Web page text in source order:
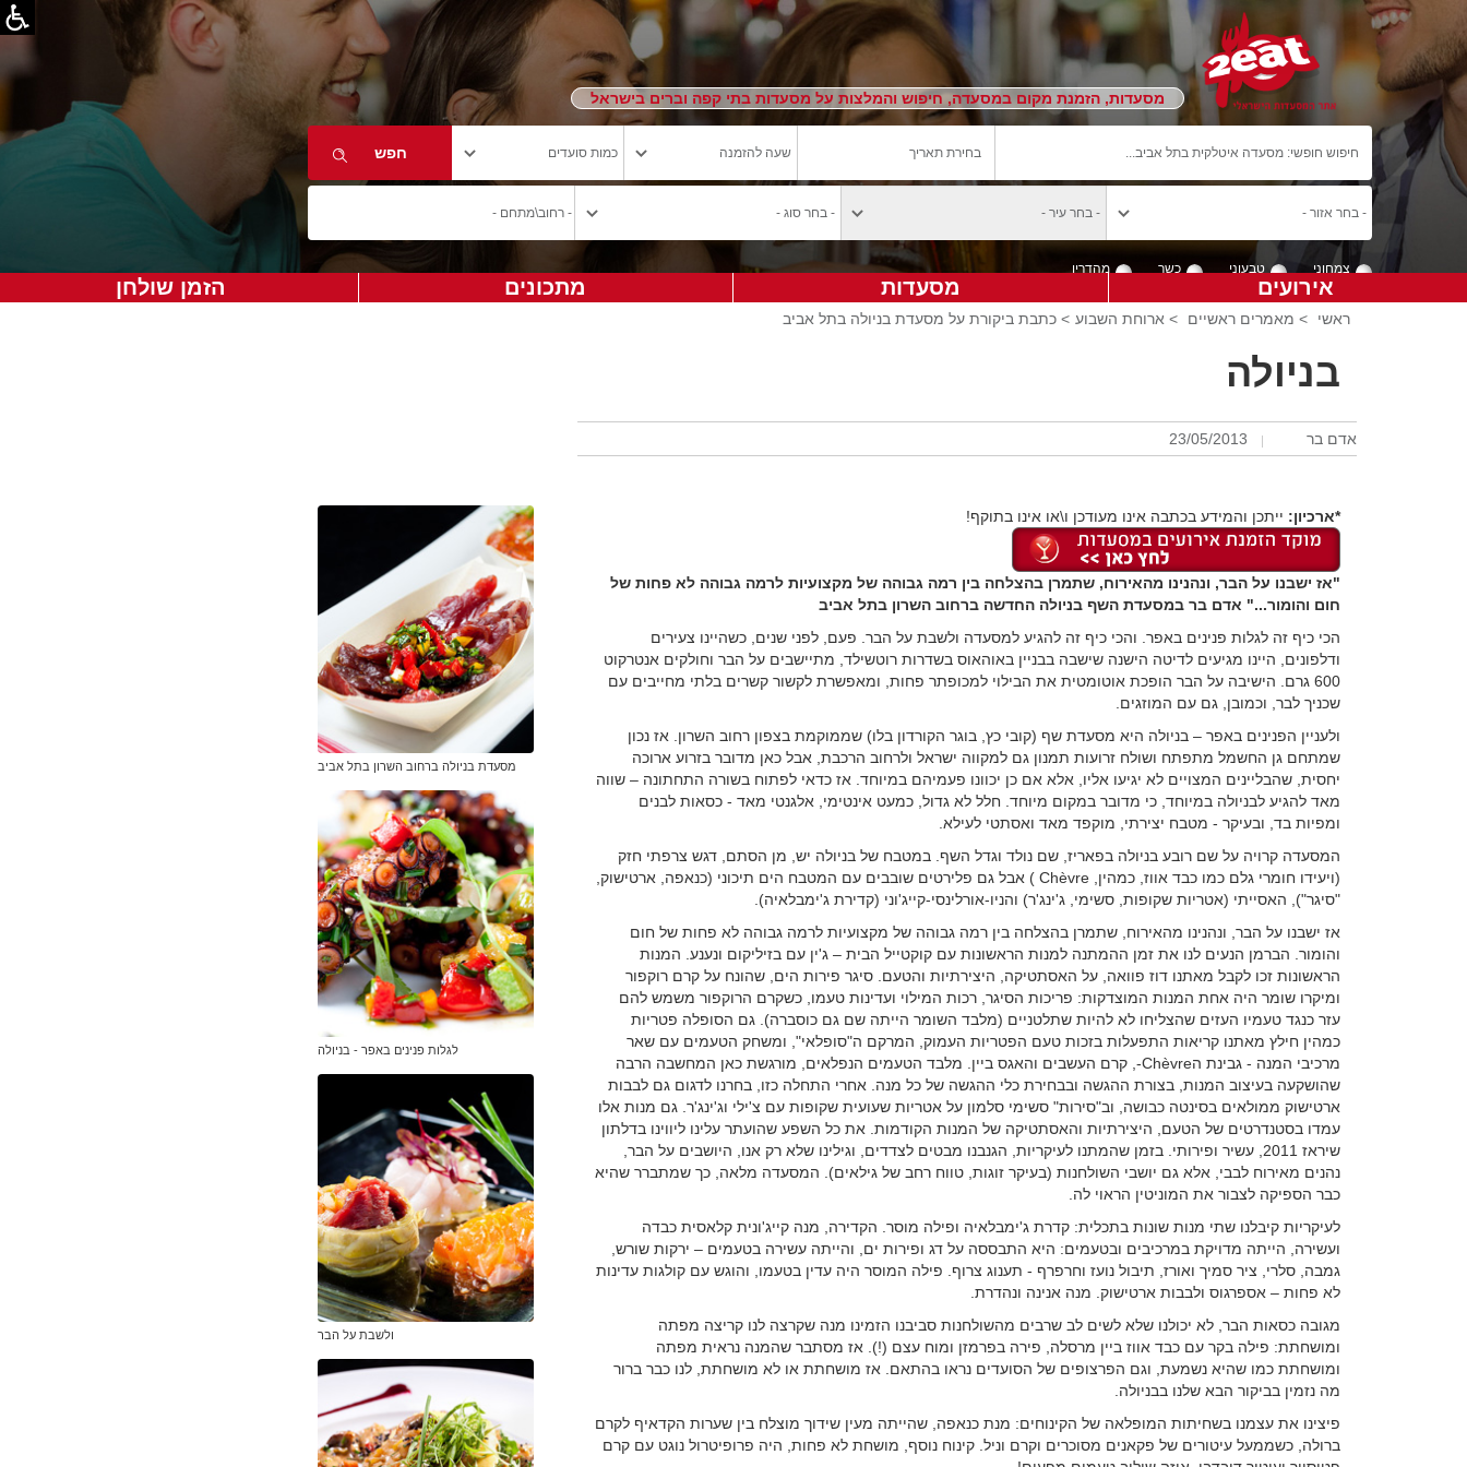
מסעדות, הזמנת מקום במסעדה, חיפוש והמלצות על מסעדות בתי קפה וברים בישראל
צמחוני טבעוני כשר מהדרין
אירועים מסעדות מתכונים הזמן שולחן
ראשי > מאמרים ראשיים > ארוחת השבוע > כתבת ביקורת על מסעדת בניולה בתל אביב
בניולה
אדם בר 23/05/2013
*ארכיון: ייתכן והמידע בכתבה אינו מעודכן ו\או אינו בתוקף!
"אז ישבנו על הבר, ונהנינו מהאירוח, שתמרן בהצלחה בין רמה גבוהה של מקצועיות לרמה גבוהה לא פחות של
חום והומור..." אדם בר במסעדת השף בניולה החדשה ברחוב השרון בתל אביב
הכי כיף זה לגלות פנינים באפר. והכי כיף זה להגיע למסעדה ולשבת על הבר. פעם, לפני שנים, כשהיינו צעירים
ודלפונים, היינו מגיעים לדיטה הישנה שישבה בבניין באוהאוס בשדרות רוטשילד, מתיישבים על הבר וחולקים אנטרקוט
600 גרם. הישיבה על הבר הופכת אוטומטית את הבילוי למכופתר פחות, ומאפשרת לקשור קשרים בלתי מחייבים עם
שכניך לבר, וכמובן, גם עם המוזגים.
ולעניין הפנינים באפר – בניולה היא מסעדת שף (קובי כץ, בוגר הקורדון בלו) שממוקמת בצפון רחוב השרון. אז נכון
שמתחם גן החשמל מתפתח ושולח זרועות תמנון גם למקווה ישראל ולרחוב הרכבת, אבל כאן מדובר בזרוע ארוכה
יחסית, שהבליינים המצויים לא יגיעו אליו, אלא אם כן יכוונו פעמיהם במיוחד. אז כדאי לפתוח בשורה התחתונה – שווה
מאד להגיע לבניולה במיוחד, כי מדובר במקום מיוחד. חלל לא גדול, כמעט אינטימי, אלגנטי מאד - כסאות לבנים
ומפיות בד, ובעיקר - מטבח יצירתי, מוקפד מאד ואסתטי לעילא.
המסעדה קרויה על שם רובע בניולה בפאריז, שם נולד וגדל השף. במטבח של בניולה יש, מן הסתם, דגש צרפתי חזק
(ויעידו חומרי גלם כמו כבד אווז, כמהין, Chèvre ) אבל גם פלירטים שובבים עם המטבח הים תיכוני (כנאפה, ארטישוק,
"סיגר"), האסייתי (אטריות שקופות, סשימי, ג'ינג'ר) והניו-אורלינסי-קייג'וני (קדירת ג'ימבלאיה).
אז ישבנו על הבר, ונהנינו מהאירוח, שתמרן בהצלחה בין רמה גבוהה של מקצועיות לרמה גבוהה לא פחות של חום
והומור. הברמן הנעים לנו את זמן ההמתנה למנות הראשונות עם קוקטייל הבית – ג'ין עם בזיליקום ונענע. המנות
הראשונות זכו לקבל מאתנו דוז פוואה, על האסתטיקה, היצירתיות והטעם. סיגר פירות הים, שהונח על קרם רוקפור
ומיקרו שומר היה אחת המנות המוצדקות: פריכות הסיגר, רכות המילוי ועדינות טעמו, כשקרם הרוקפור משמש להם
עזר כנגד טעמיו העזים שהצליחו לא להיות שתלטניים (מלבד השומר הייתה שם גם כוסברה). גם הסופלה פטריות
כמהין חילץ מאתנו קריאות התפעלות בזכות טעם הפטריות העמוק, המרקם ה"סופלאי", ומשחק הטעמים עם שאר
מרכיבי המנה - גבינת הChèvre-, קרם העשבים והאגס ביין. מלבד הטעמים הנפלאים, מורגשת כאן המחשבה הרבה
שהושקעה בעיצוב המנות, בצורת ההגשה ובבחירת כלי ההגשה של כל מנה. אחרי התחלה כזו, בחרנו לדגום גם לבבות
ארטישוק ממולאים בסינטה כבושה, וב"סירות" סשימי סלמון על אטריות שעועית שקופות עם צ'ילי וג'ינג'ר. גם מנות אלו
עמדו בסטנדרטים של הטעם, היצירתיות והאסתטיקה של המנות הקודמות. את כל השפע שהועתר עלינו ליווינו בדלתון
שיראז 2011, עשיר ופירותי. בזמן שהמתנו לעיקריות, הגנבנו מבטים לצדדים, וגילינו שלא רק אנו, היושבים על הבר,
נהנים מאירוח לבבי, אלא גם יושבי השולחנות (בעיקר זוגות, טווח רחב של גילאים). המסעדה מלאה, כך שמתברר שהיא
כבר הספיקה לצבור את המוניטין הראוי לה.
לעיקריות קיבלנו שתי מנות שונות בתכלית: קדרת ג'ימבלאיה ופילה מוסר. הקדירה, מנה קייג'ונית קלאסית כבדה
ועשירה, הייתה מדויקת במרכיבים ובטעמים: היא התבססה על דג ופירות ים, והייתה עשירה בטעמים – ירקות שורש,
גמבה, סלרי, ציר סמיך ואורז, תיבול נועז וחרפרף - תענוג צרוף. פילה המוסר היה עדין בטעמו, והוגש עם קולגות עדינות
לא פחות – אספרגוס ולבבות ארטישוק. מנה אנינה ונהדרת.
מגובה כסאות הבר, לא יכולנו שלא לשים לב שרבים מהשולחנות סביבנו הזמינו מנה שקרצה לנו קריצה מפתה
ומושחתת: פילה בקר עם כבד אווז ביין מרסלה, פירה בפרמזן ומוח עצם (!). אז מסתבר שהמנה נראית מפתה
ומושחתת כמו שהיא נשמעת, וגם הפרצופים של הסועדים נראו בהתאם. אז מושחתת או לא מושחתת, לנו כבר ברור
מה נזמין בביקור הבא שלנו בבניולה.
פיצינו את עצמנו בשחיתות המופלאה של הקינוחים: מנת כנאפה, שהייתה מעין שידוך מוצלח בין שערות הקדאיף לקרם
ברולה, כשממעל עיטורים של פקאנים מסוכרים וקרם וניל. קינוח נוסף, מושחת לא פחות, היה פרופיטרול נוגט עם קרם
מסעדת בניולה ברחוב השרון בתל אביב
לגלות פנינים באפר - בניולה
ולשבת על הבר